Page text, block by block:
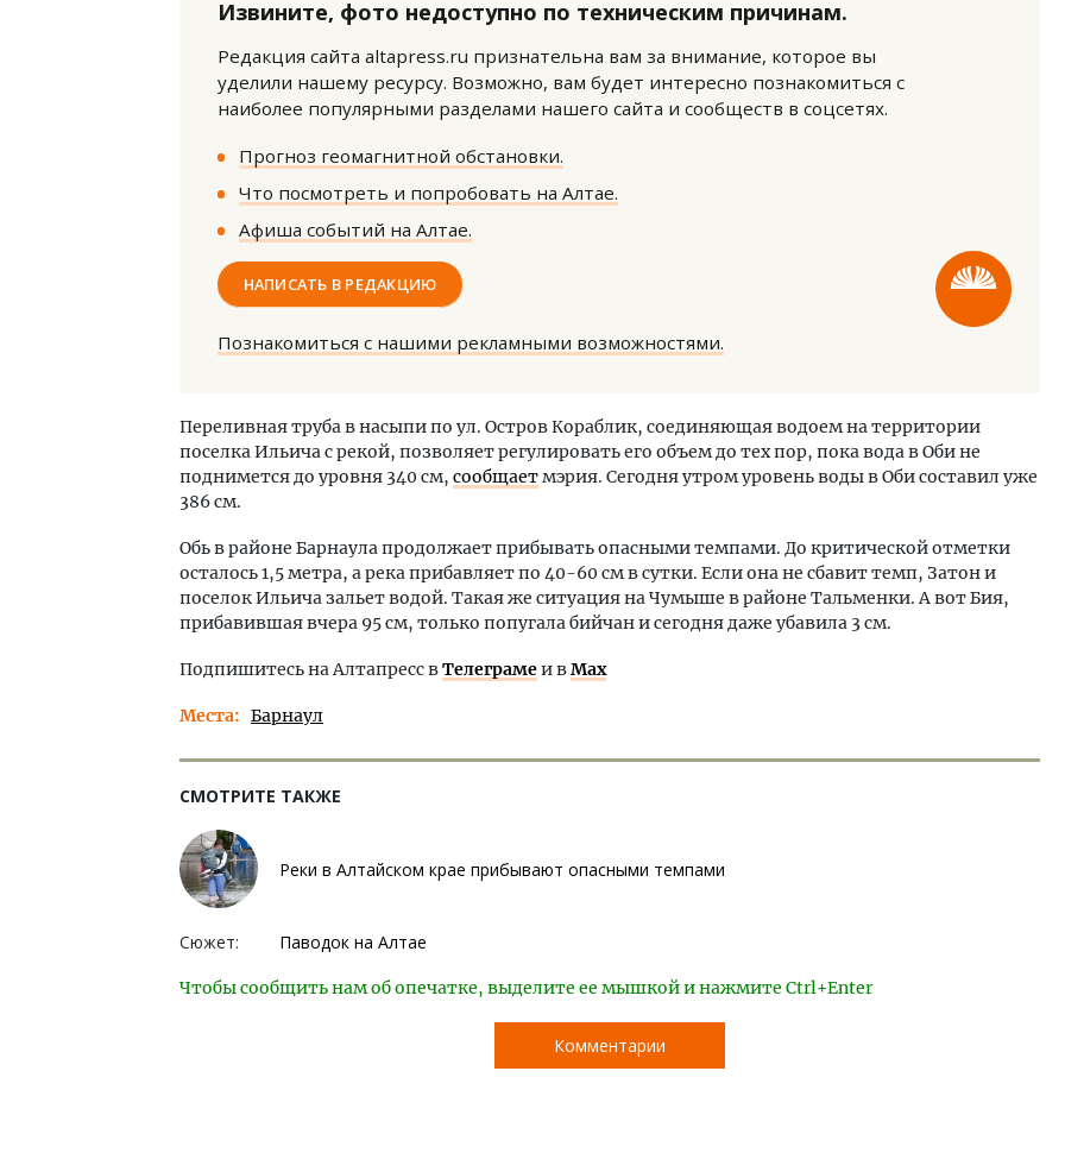
Извините, фото недоступно по техническим причинам.
Редакция сайта altapress.ru признательна вам за внимание, которое вы
уделили нашему ресурсу. Возможно, вам будет интересно познакомиться с
наиболее популярными разделами нашего сайта и сообществ в соцсетях.
Прогноз геомагнитной обстановки.
Что посмотреть и попробовать на Алтае.
Афиша событий на Алтае.
НАПИСАТЬ В РЕДАКЦИЮ
Познакомиться с нашими рекламными возможностями.
Переливная труба в насыпи по ул. Остров Кораблик, соединяющая водоем на территории
поселка Ильича с рекой, позволяет регулировать его объем до тех пор, пока вода в Оби не
поднимется до уровня 340 см, сообщаетмэрия. Сегодня утром уровень воды в Оби составил уже
386 см.
Обь в районе Барнаула продолжает прибывать опасными темпами. До критической отметки
осталось 1,5 метра, а река прибавляет по 40-60 см в сутки. Если она не сбавит темп, Затон и
поселок Ильича зальет водой. Такая же ситуация на Чумыше в районе Тальменки. А вот Бия,
прибавившая вчера 95 см, только попугала бийчан и сегодня даже убавила 3 см.
Подпишитесь на Алтапресс вТелеграмеи вMax
Места Барнаул
СМОТРИТЕ ТАКЖЕ
Реки в Алтайском крае прибывают опасными темпами
Сюжет: Паводок на Алтае
Чтобы сообщить нам об опечатке, выделите ее мышкой и нажмите Ctrl+Enter
Комментарии
Архитектурный код начинается с
земли. Мощение крупноформатными
плитами становится новым
стандартом благоустройства
ЗИАС — об эстетике городов,
трендах в фасадах и развитии рынка
Ищем новые берега.
«Жилищной инициативы»
СТРОИТЕЛЬСТВО